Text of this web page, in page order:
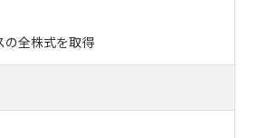
の全株式を取得